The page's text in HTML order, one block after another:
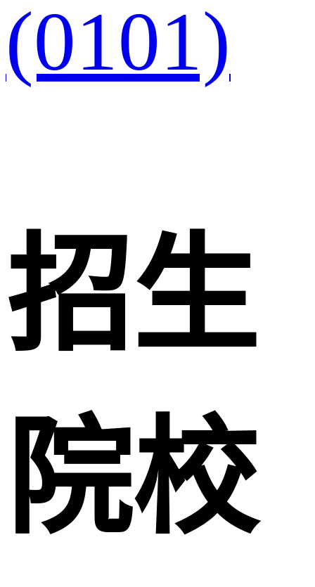
(0101)
招生
院校